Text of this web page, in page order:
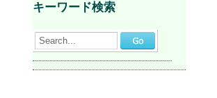
キーワード検索
Search...